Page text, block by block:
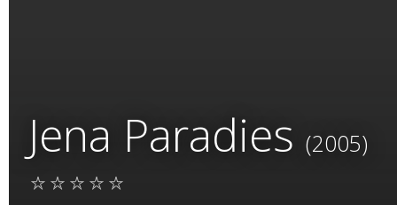
Jena Paradies (2005)